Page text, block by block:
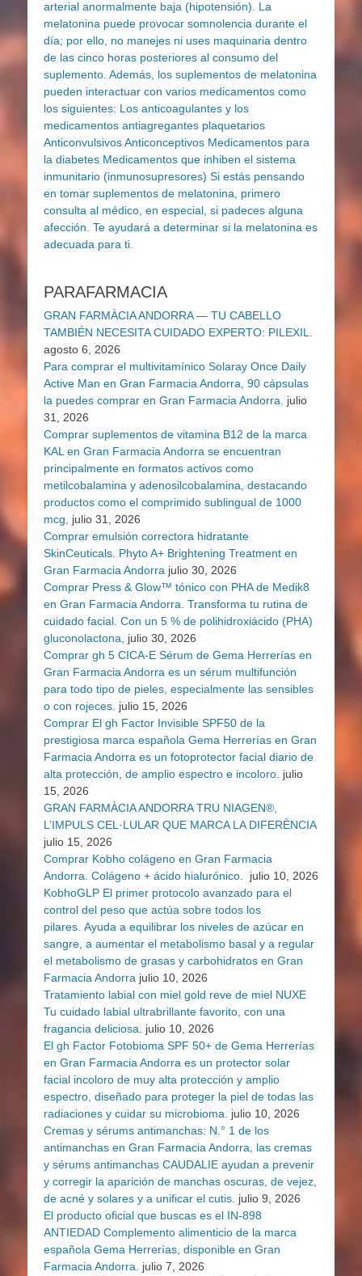
PARAFARMACIA
GRAN FARMÀCIA ANDORRA — TU CABELLO
TAMBIÉN NECESITA CUIDADO EXPERTO: PILEXIL.
agosto 6, 2026
Para comprar el multivitamínico Solaray Once Daily
Active Man en Gran Farmacia Andorra, 90 cápsulas
la puedes comprar en Gran Farmacia Andorra. julio
31, 2026
Comprar suplementos de vitamina B12 de la marca
KAL en Gran Farmacia Andorra se encuentran
principalmente en formatos activos como
metilcobalamina y adenosilcobalamina, destacando
productos como el comprimido sublingual de 1000
mcg, julio 31, 2026
Comprar emulsión correctora hidratante
SkinCeuticals. Phyto A+ Brightening Treatment en
Gran Farmacia Andorra julio 30, 2026
Comprar Press & Glow™ tónico con PHA de Medik8
en Gran Farmacia Andorra. Transforma tu rutina de
cuidado facial. Con un 5 % de polihidroxiácido (PHA)
gluconolactona, julio 30, 2026
Comprar gh 5 CICA-E Sérum de Gema Herrerías en
Gran Farmacia Andorra es un sérum multifunción
para todo tipo de pieles, especialmente las sensibles
o con rojeces. julio 15, 2026
Comprar El gh Factor Invisible SPF50 de la
prestigiosa marca española Gema Herrerías en Gran
Farmacia Andorra es un fotoprotector facial diario de
alta protección, de amplio espectro e incoloro. julio
15, 2026
GRAN FARMÀCIA ANDORRA TRU NIAGEN®,
L’IMPULS CEL·LULAR QUE MARCA LA DIFERÈNCIA
julio 15, 2026
Comprar Kobho colágeno en Gran Farmacia
Andorra. Colágeno + ácido hialurónico.
julio 10, 2026
KobhoGLP El primer protocolo avanzado para el
control del peso que actúa sobre todos los
pilares. Ayuda a equilibrar los niveles de azúcar en
sangre, a aumentar el metabolismo basal y a regular
el metabolismo de grasas y carbohidratos en Gran
Farmacia Andorra julio 10, 2026
Tratamiento labial con miel gold reve de miel NUXE
Tu cuidado labial ultrabrillante favorito, con una
fragancia deliciosa. julio 10, 2026
El gh Factor Fotobioma SPF 50+ de Gema Herrerías
en Gran Farmacia Andorra es un protector solar
facial incoloro de muy alta protección y amplio
espectro, diseñado para proteger la piel de todas las
radiaciones y cuidar su microbioma. julio 10, 2026
Cremas y sérums antimanchas: N.° 1 de los
antimanchas en Gran Farmacia Andorra, las cremas
y sérums antimanchas CAUDALIE ayudan a prevenir
y corregir la aparición de manchas oscuras, de vejez,
de acné y solares y a unificar el cutis. julio 9, 2026
El producto oficial que buscas es el IN-898
ANTIEDAD Complemento alimenticio de la marca
española Gema Herrerías, disponible en Gran
Farmacia Andorra. julio 7, 2026